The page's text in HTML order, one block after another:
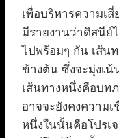
เพื่อบริหารความเ
มีรายงานว่าดิสนี
ไปพร้อมๆ กัน เส้น
ข้างต้น ซึ่งจะมุ่งเ
เส้นทางหนึ่งคือบท
อาจจะยังคงความเ
หนึ่งในนั้นคือโปรเ